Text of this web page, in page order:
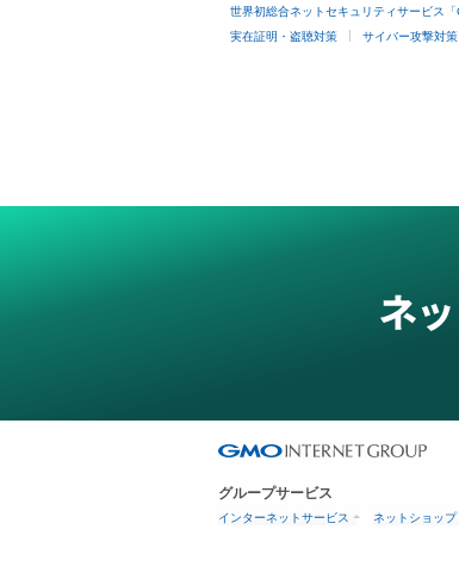
世界初総合ネットセキュリティサービス「
実在証明・盗聴対策 サイバー攻撃対
グループサービス
インターネットサービス ネットショップ